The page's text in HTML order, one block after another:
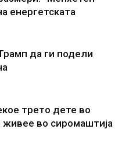
енергетската
да ги подели
трето дете во
живее во сиромаштија